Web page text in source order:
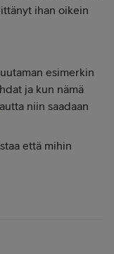
ihan oikein
esimerkin
ja kun nämä
niin saadaan
että mihin